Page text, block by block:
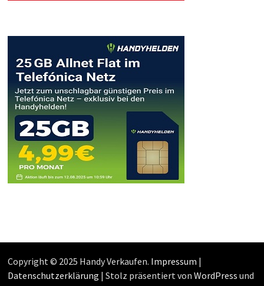
Copyright © 2025 Handy Verkaufen. Impressum |
Datenschutzerklärung | Stolz präsentiert von WordPress und